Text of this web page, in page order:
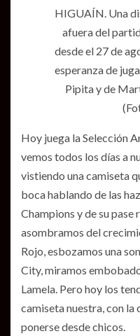
HIGUAÍN. Una
afuera del
desde el 27 de
esperanza de
Pipita y de
Hoy juega la Selección
vemos todos los días a
vistiendo una camiseta
boca hablando de las
Champions y de su
asombramos del
Rojo, esbozamos una
City, miramos
Lamela. Pero hoy los
camiseta nuestra, con la
ponerse desde chicos.